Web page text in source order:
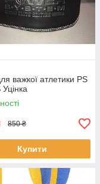
важкої атлетики PS
850 ₴
Купити